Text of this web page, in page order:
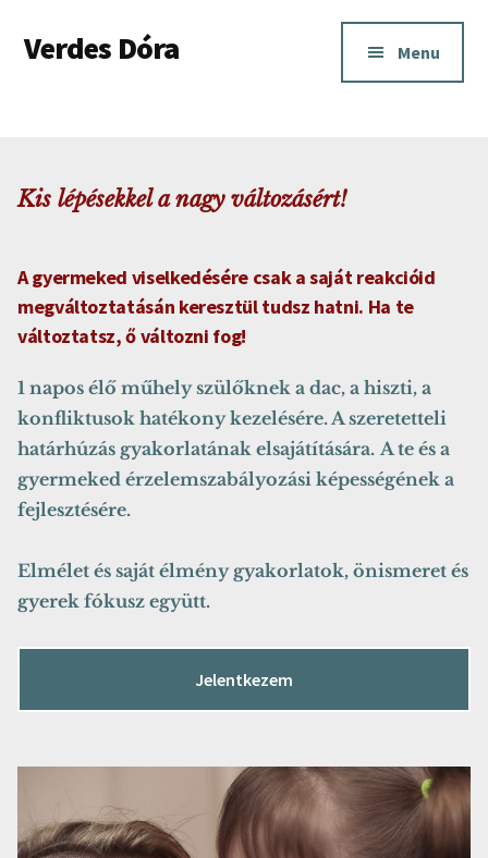
main
footer
menu
Verdes Dóra
szoptatási
és
Pest
megyében.
Menu
Kis lépésekkel a nagy változásért!
A gyermeked viselkedésére csak a saját reakcióid
megváltoztatásán keresztül tudsz hatni. Ha te
változtatsz, ő változni fog!
1 napos élő műhely szülőknek a dac, a hiszti, a
konfliktusok hatékony kezelésére. A szeretetteli
határhúzás gyakorlatának elsajátítására. A te és a
gyermeked érzelemszabályozási képességének a
fejlesztésére.
Elmélet és saját élmény gyakorlatok, önismeret és
gyerek fókusz együtt.
Jelentkezem